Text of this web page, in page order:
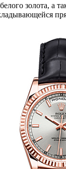
золота, а